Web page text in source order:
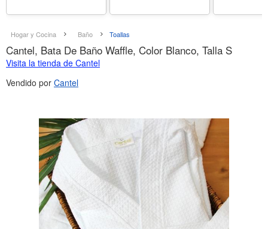
Hogar y Cocina Baño Toallas
Cantel, Bata De Baño Waffle, Color Blanco, Talla S
Visita la tienda de Cantel
Vendido por Cantel